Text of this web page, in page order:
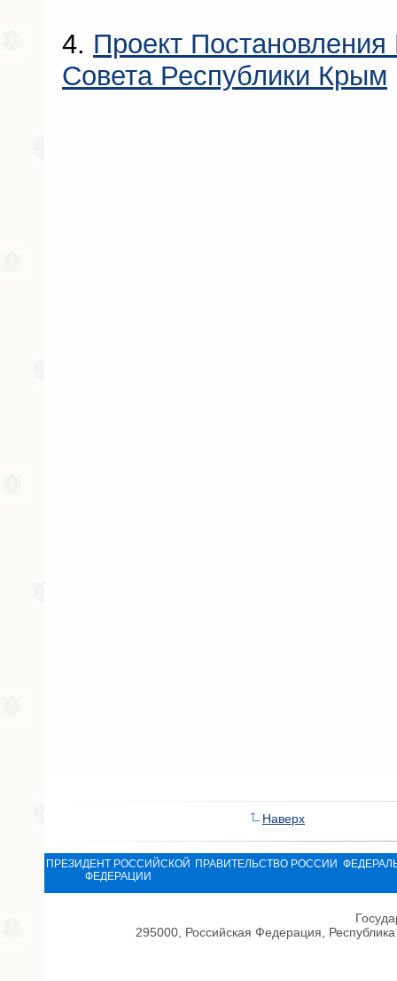
4. Проект Постановления
Совета Республики Крым
Наверх
ПРЕЗИДЕНТ РОССИЙСКОЙ
ФЕДЕРАЦИИ
ПРАВИТЕЛЬСТВО РОССИИ
295000, Российская Федерация,